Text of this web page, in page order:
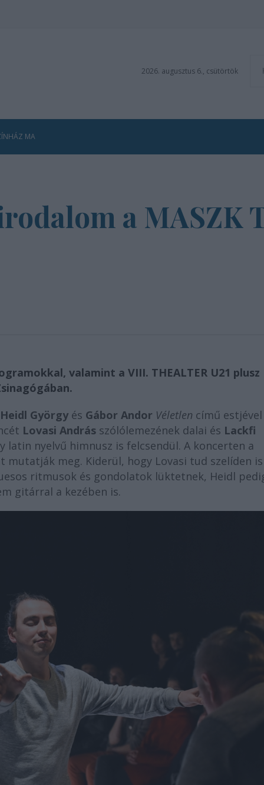
2026. augusztus 6., csütörtök
MA
a MASZK
valamint a VIII. THEALTER U21 plusz
Heidl György és Gábor Andor Véletlen című estjével
Lovasi András szólólemezének dalai és Lackfi
latin nyelvű himnusz is felcsendül. A koncerten a
mutatják meg. Kiderül, hogy Lovasi tud szelíden is
ritmusok és gondolatok lüktetnek, Heidl
gitárral a kezében is.